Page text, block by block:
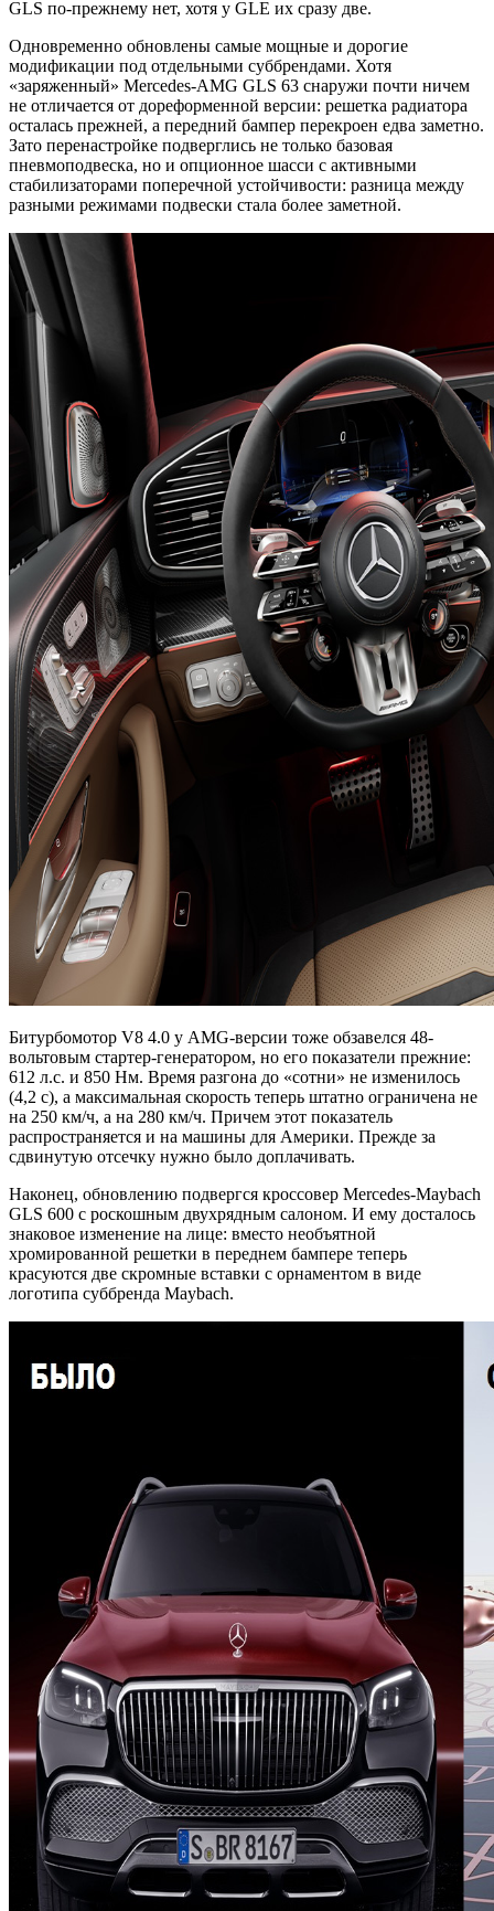
GLS по-прежнему нет, хотя у GLE их сразу две.
Одновременно обновлены самые мощные и дорогие
модификации под отдельными суббрендами. Хотя
«заряженный» Mercedes-AMG GLS 63 снаружи почти ничем
не отличается от дореформенной версии: решетка радиатора
осталась прежней, а передний бампер перекроен едва заметно.
Зато перенастройке подверглись не только базовая
пневмоподвеска, но и опционное шасси с активными
стабилизаторами поперечной устойчивости: разница между
разными режимами подвески стала более заметной.
Битурбомотор V8 4.0 у AMG-версии тоже обзавелся 48-
вольтовым стартер-генератором, но его показатели прежние:
612 л.с. и 850 Нм. Время разгона до «сотни» не изменилось
(4,2 с), а максимальная скорость теперь штатно ограничена не
на 250 км/ч, а на 280 км/ч. Причем этот показатель
распространяется и на машины для Америки. Прежде за
сдвинутую отсечку нужно было доплачивать.
Наконец, обновлению подвергся кроссовер Mercedes-Maybach
GLS 600 c роскошным двухрядным салоном. И ему досталось
знаковое изменение на лице: вместо необъятной
хромированной решетки в переднем бампере теперь
красуются две скромные вставки с орнаментом в виде
логотипа суббренда Maybach.